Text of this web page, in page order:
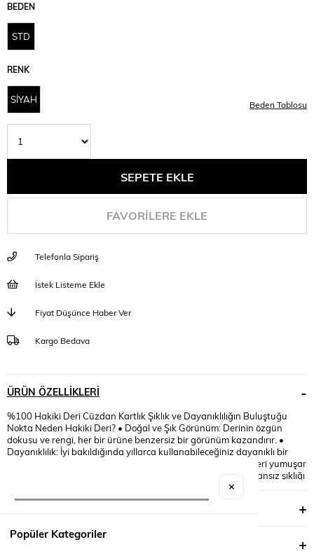
BEDEN
STD
RENK
SİYAH Beden Tablosu
FAVORILERE EKLE
Telefonla Sipariş
İstek Listeme Ekle
Fiyat Düşünce Haber Ver
Kargo Bedava
ÜRÜN ÖZELLIKLERI
%100 Hakiki Deri Cüzdan Kartlık Şıklık ve Dayanıklılığın Buluştuğu
Nokta Neden Hakiki Deri? • Doğal ve Şık Görünüm: Derinin özgün
dokusu ve rengi, her bir ürüne benzersiz bir görünüm kazandırır. •
Dayanıklılık: İyi bakıldığında yıllarca kullanabileceğiniz dayanıklı bir
yapıya sahiptir. • Zamanla Güzelleşme: Kullanımla birlikte deri yumuşar
ve daha da güzel bir patina oluşur. • Klasik Tasarımlar: Zamansız şıklığı
sevenler için idealdir. • Modern Tasarımlar: Güncel trendlere uygun,
daha minimalist ve yenilikçi modeller. • Vintage Tasarımlar: Eski
buğday, dana veya koyun derisi gibi farklı deri türleri vardır. Her birinin
özelliği ve dayanıklılığı farklıdır. • Dikiş Kalitesi: Dikişlerin sağlam olması,
ÖDEME SEÇENEKLERI
✕
Popüler Kategoriler